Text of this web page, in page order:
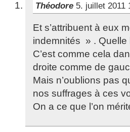
Théodore 5. juillet 2011
Et s’attribuent à eux
indemnités » . Quelle
C’est comme cela
droite comme de
Mais n’oublions pas
nos suffrages à ces
On a ce que l’on